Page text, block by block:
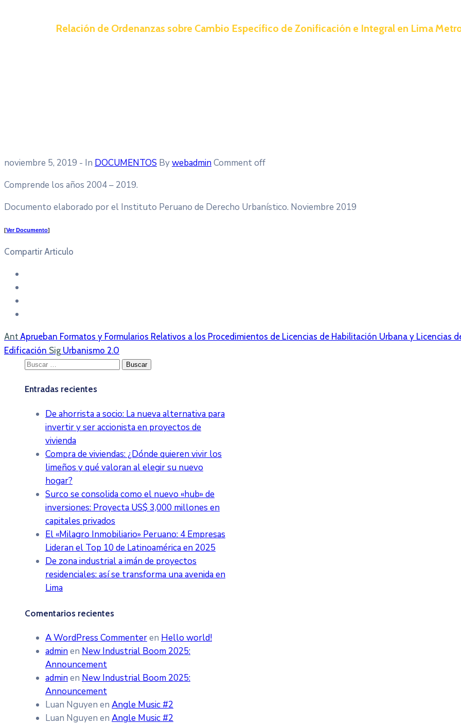
Relación de Ordenanzas sobre Cambio Específico de Zonificación e Integral en Lima
noviembre 5, 2019 - In DOCUMENTOS BywebadminComment off
Comprende los años 2004 – 2019.
Documento elaborado por el Instituto Peruano de Derecho Urbanístico. Noviembre 2019
[Ver Documento]
Compartir Articulo
Ant Aprueban Formatos y Formularios Relativos a los Procedimientos de Licencias de Habilitación Urbana y Licencias
Edificación Sig Urbanismo 2.0
Buscar:
Entradas recientes
De ahorrista a socio: La nueva alternativa para
invertir y ser accionista en proyectos de
vivienda
Compra de viviendas: ¿Dónde quieren vivir los
limeños y qué valoran al elegir su nuevo
hogar?
Surco se consolida como el nuevo «hub» de
inversiones: Proyecta US$ 3,000 millones en
capitales privados
El «Milagro Inmobiliario» Peruano: 4 Empresas
Lideran el Top 10 de Latinoamérica en 2025
De zona industrial a imán de proyectos
residenciales: así se transforma una avenida en
Lima
Comentarios recientes
A WordPress Commenteren Hello world!
adminen New Industrial Boom 2025:
Announcement
adminen New Industrial Boom 2025:
Announcement
Luan Nguyen en Angle Music #2
Luan Nguyen en Angle Music #2